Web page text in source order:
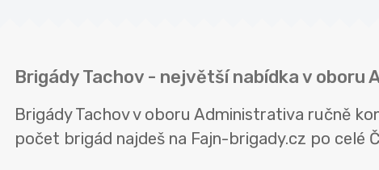
Brigády Tachov - největší nabídka v oboru
Brigády Tachov v oboru Administrativa ručně
počet brigád najdeš na Fajn-brigady.cz po celé